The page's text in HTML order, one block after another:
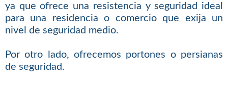
ya que ofrece una resistencia y seguridad ideal
para una residencia o comercio que exija un
nivel de seguridad medio.
Por otro lado, ofrecemos portones o persianas
de seguridad.